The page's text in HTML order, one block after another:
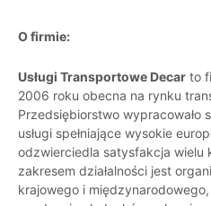
O firmie:
Usługi Transportowe Decar to
2006 roku obecna na rynku
Przedsiębiorstwo wypracowało
usługi spełniające wysokie
odzwierciedla satysfakcja wielu
zakresem działalności jest
krajowego i